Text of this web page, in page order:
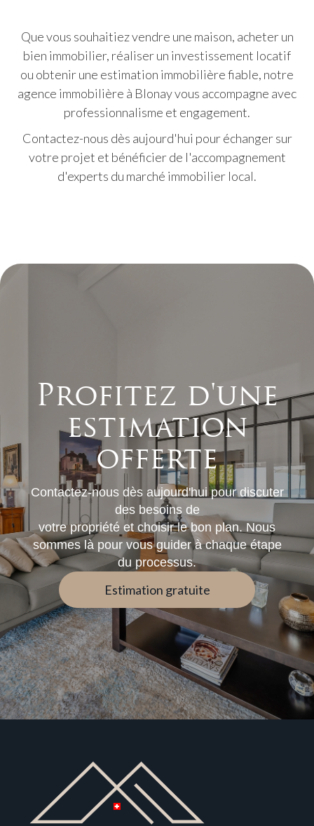
Que vous souhaitiez vendre une maison, acheter un
bien immobilier, réaliser un investissement locatif
ou obtenir une estimation immobilière fiable, notre
agence immobilière à Blonay vous accompagne avec
professionnalisme et engagement.
Contactez-nous dès aujourd'hui pour échanger sur
votre projet et bénéficier de l'accompagnement
d'experts du marché immobilier local.
Profitez d'une
estimation
offerte
Contactez-nous dès aujourd'hui pour discuter
des besoins de
votre propriété et choisir le bon plan. Nous
sommes là pour vous guider à chaque étape
du processus.
Estimation gratuite